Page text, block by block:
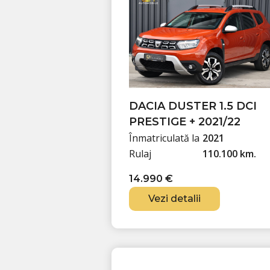
i
a
l
a
f
o
s
1
9
9
e
n
t
e
s
t
e
:
1
1
0
DACIA DUSTER 1.5 DCI
PRESTIGE + 2021/22
Înmatriculată la
Rulaj
2021
110.100 km.
14.990 €
Vezi detalii